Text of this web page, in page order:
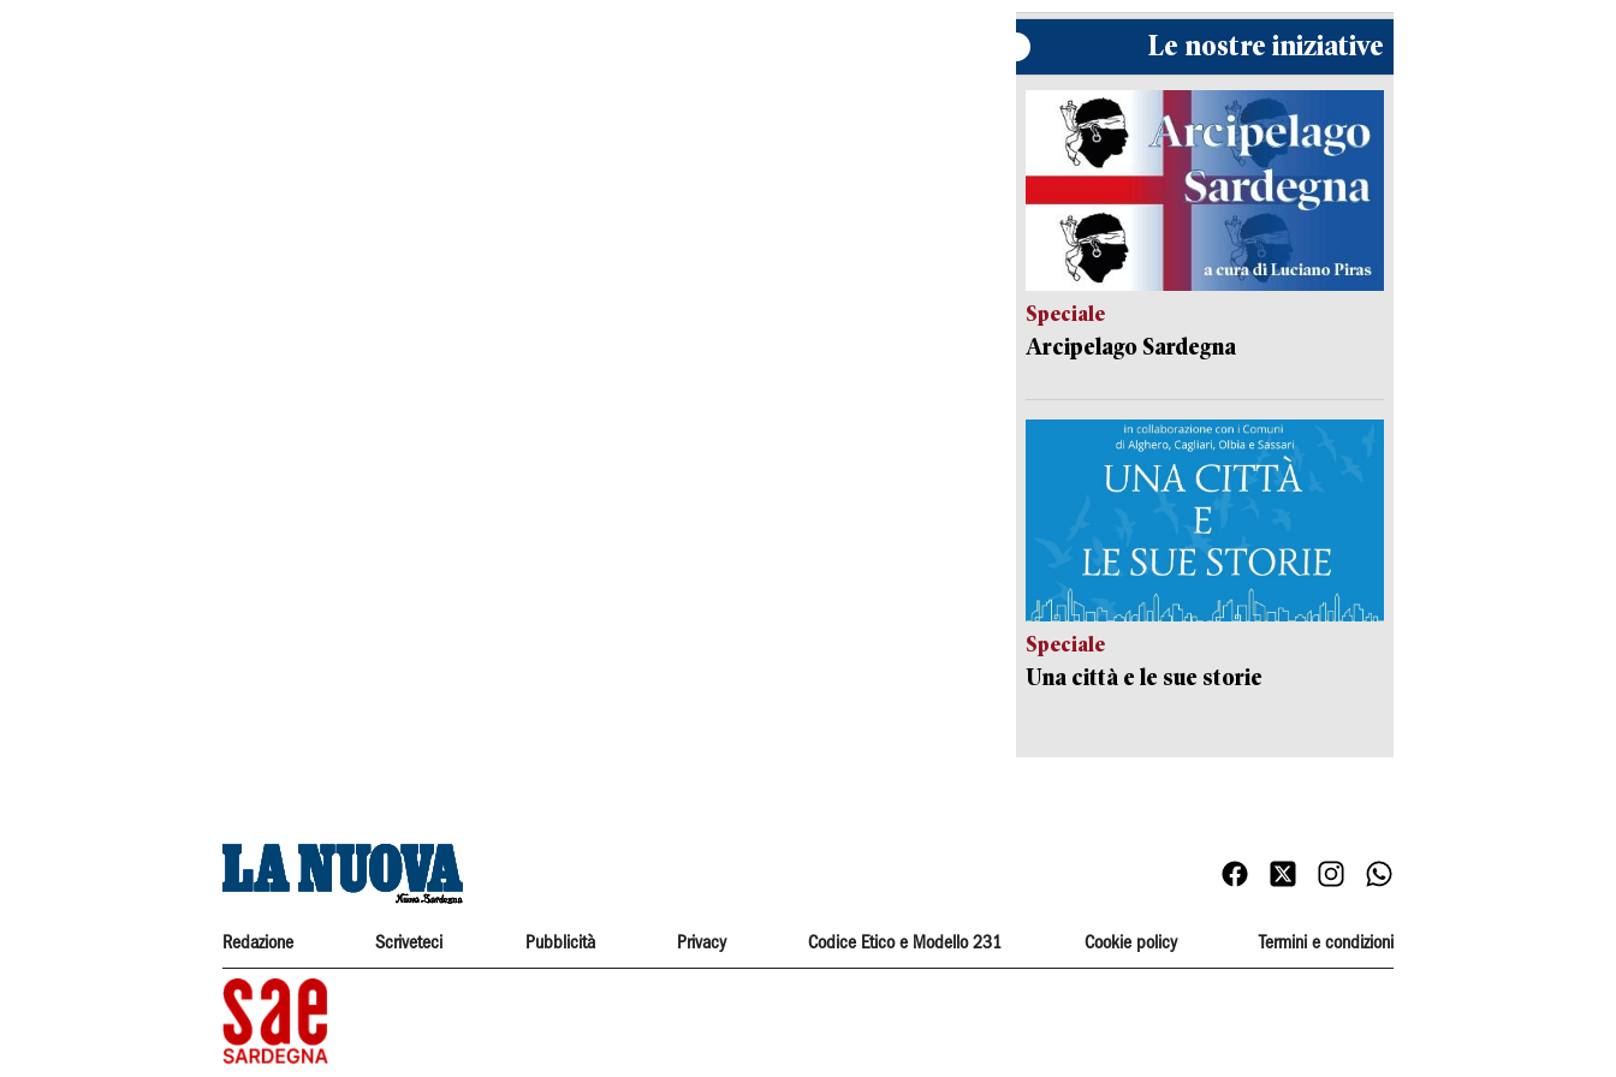
Le nostre iniziative
Speciale
Arcipelago Sardegna
Speciale
Una città e le sue storie
Redazione Scriveteci Pubblicità Privacy Codice Etico e Modello 231 Cookie policy Termini e condizioni